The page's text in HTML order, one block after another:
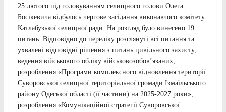
25 лютого під головуванням селищного голови Олега
Босікевича відбулось чергове засідання виконавчого комітету
Катлабузької селищної ради. На розгляд було винесено 19
питань. Відповідно до переліку розглянуті всі питання та
ухвалені відповідні рішення з питань цивільного захисту,
ведення військового обліку військовозобов’язаних,
розроблення «Програми комплексного відновлення території
Суворовської селищної територіальної громади Ізмаїльського
району Одеської області (її частини) на 2025-2027 роки»,
розроблення «Комунікаційної стратегії Суворовської